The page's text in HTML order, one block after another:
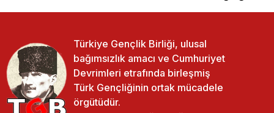
Türkiye Gençlik Birliği, ulusal
bağımsızlık amacı ve Cumhuriyet
Devrimleri etrafında birleşmiş
Türk Gençliğinin ortak mücadele
örgütüdür.